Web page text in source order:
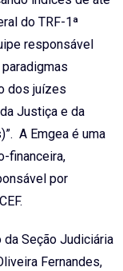
do TRF-1ª
responsável
dos juízes
Justiça e da
A Emgea é uma
financeira,
por
da Seção Judiciária
Fernandes,